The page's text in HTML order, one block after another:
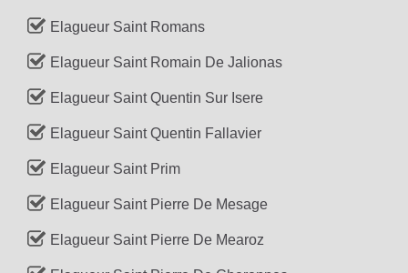
Elagueur Saint Romans
Elagueur Saint Romain De Jalionas
Elagueur Saint Quentin Sur Isere
Elagueur Saint Quentin Fallavier
Elagueur Saint Prim
Elagueur Saint Pierre De Mesage
Elagueur Saint Pierre De Mearoz